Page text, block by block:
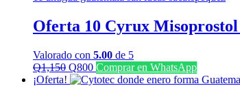
Oferta 10 Cyrux
Valorado con 5.00 de 5
Q1,150 El
precio
Q800El
precio
Comprar en WhatsApp
¡Oferta!